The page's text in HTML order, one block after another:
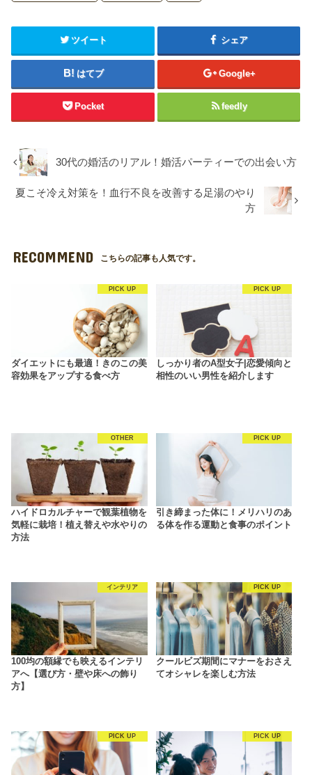
ツイート シェア
はてブ Google+
Pocket feedly
30代の婚活のリアル！婚活パーティーでの出会い方
夏こそ冷え対策を！血行不良を改善する足湯のやり
方
RECOMMEND こちらの記事も人気です。
PICK UP
ダイエットにも最適！きのこの美
容効果をアップする食べ方
PICK UP
しっかり者のA型女子|恋愛傾向と
相性のいい男性を紹介します
OTHER
ハイドロカルチャーで観葉植物を
気軽に栽培！植え替えや水やりの
方法
PICK UP
引き締まった体に！メリハリのあ
る体を作る運動と食事のポイント
インテリア
100均の額縁でも映えるインテリ
アへ【選び方・壁や床への飾り
方】
PICK UP
クールビズ期間にマナーをおさえ
てオシャレを楽しむ方法
PICK UP PICK UP